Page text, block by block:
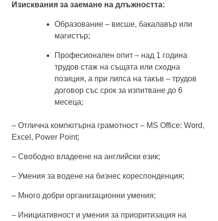
Изисквания за заемане на длъжността:
Образование – висше, бакалавър или
магистър;
Професионален опит – над 1 година
трудов стаж на същата или сходна
позиция, а при липса на такъв – трудов
договор със срок за изпитване до 6
месеца;
– Отлична компютърна грамотност – MS Office: Word,
Excel, Power Point;
– Свободно владеене на английски език;
– Умения за водене на бизнес кореспонденция;
– Много добри организационни умения;
– Инициативност и умения за приоритизация на